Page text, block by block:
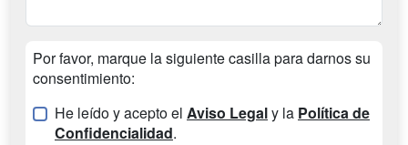
Por favor, marque la siguiente casilla para darnos su
consentimiento:
He leído y acepto el Aviso Legaly la Política de
Confidencialidad.